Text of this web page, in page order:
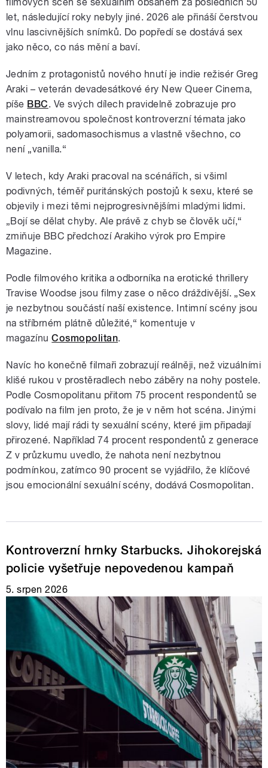
let, následující roky nebyly jiné. 2026 ale přináší čerstvou
vlnu lascivnějších snímků. Do popředí se dostává sex
jako něco, co nás mění a baví.
Jedním z protagonistů nového hnutí je indie režisér Greg
Araki – veterán devadesátkové éry New Queer Cinema,
píše BBC. Ve svých dílech pravidelně zobrazuje pro
mainstreamovou společnost kontroverzní témata jako
polyamorii, sadomasochismus a vlastně všechno, co
není „vanilla.“
V letech, kdy Araki pracoval na scénářích, si všiml
podivných, téměř puritánských postojů k sexu, které se
objevily i mezi těmi nejprogresivnějšími mladými lidmi.
„Bojí se dělat chyby. Ale právě z chyb se člověk učí,“
zmiňuje BBC předchozí Arakiho výrok pro Empire
Magazine.
Podle filmového kritika a odborníka na erotické thrillery
Travise Woodse jsou filmy zase o něco dráždivější. „Sex
je nezbytnou součástí naší existence. Intimní scény jsou
na stříbrném plátně důležité,“ komentuje v
magazínu Cosmopolitan.
Navíc ho konečně filmaři zobrazují reálněji, než vizuálními
klišé rukou v prostěradlech nebo záběry na nohy postele.
Podle Cosmopolitanu přitom 75 procent respondentů se
podívalo na film jen proto, že je v něm hot scéna. Jinými
slovy, lidé mají rádi ty sexuální scény, které jim připadají
přirozené. Například 74 procent respondentů z generace
Z v průzkumu uvedlo, že nahota není nezbytnou
podmínkou, zatímco 90 procent se vyjádřilo, že klíčové
jsou emocionální sexuální scény, dodává Cosmopolitan.
Kontroverzní hrnky Starbucks. Jihokorejská
policie vyšetřuje nepovedenou kampaň
5. srpen 2026